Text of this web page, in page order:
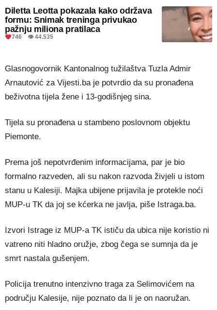
Diletta Leotta pokazala kako održava
formu: Snimak treninga privukao
pažnju miliona pratilaca
746 👁 44.535
Glasnogovornik Kantonalnog tužilaštva Tuzla Admir
Arnautović za Vijesti.ba je potvrdio da su pronađena
beživotna tijela žene i 13-godišnjeg sina.
Tijela su pronađena u stambeno poslovnom objektu
Piemonte.
Prema još nepotvrđenim informacijama, par je bio
formalno razveden, ali su nakon razvoda živjeli u istom
stanu u Kalesiji. Majka ubijene prijavila je protekle noći
MUP-u TK da joj se kćerka ne javlja, piše Istraga.ba.
Izvori Istrage iz MUP-a TK ističu da ubica nije koristio ni
vatreno niti hladno oružje, zbog čega se sumnja da je
smrt nastala gušenjem.
Policija trenutno intenzivno traga za Selimovićem na
području Kalesije, nije poznato da li je on naoružan.